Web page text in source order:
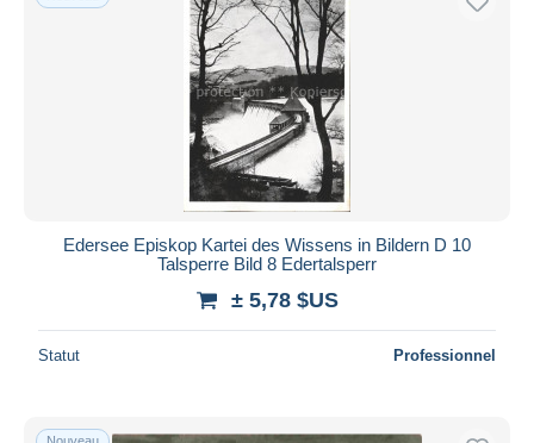
Edersee Episkop Kartei des Wissens in Bildern D 10
Talsperre Bild 8 Edertalsperr
± 5,78 $US
Statut Professionnel